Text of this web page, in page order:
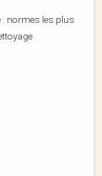
: normes les plus